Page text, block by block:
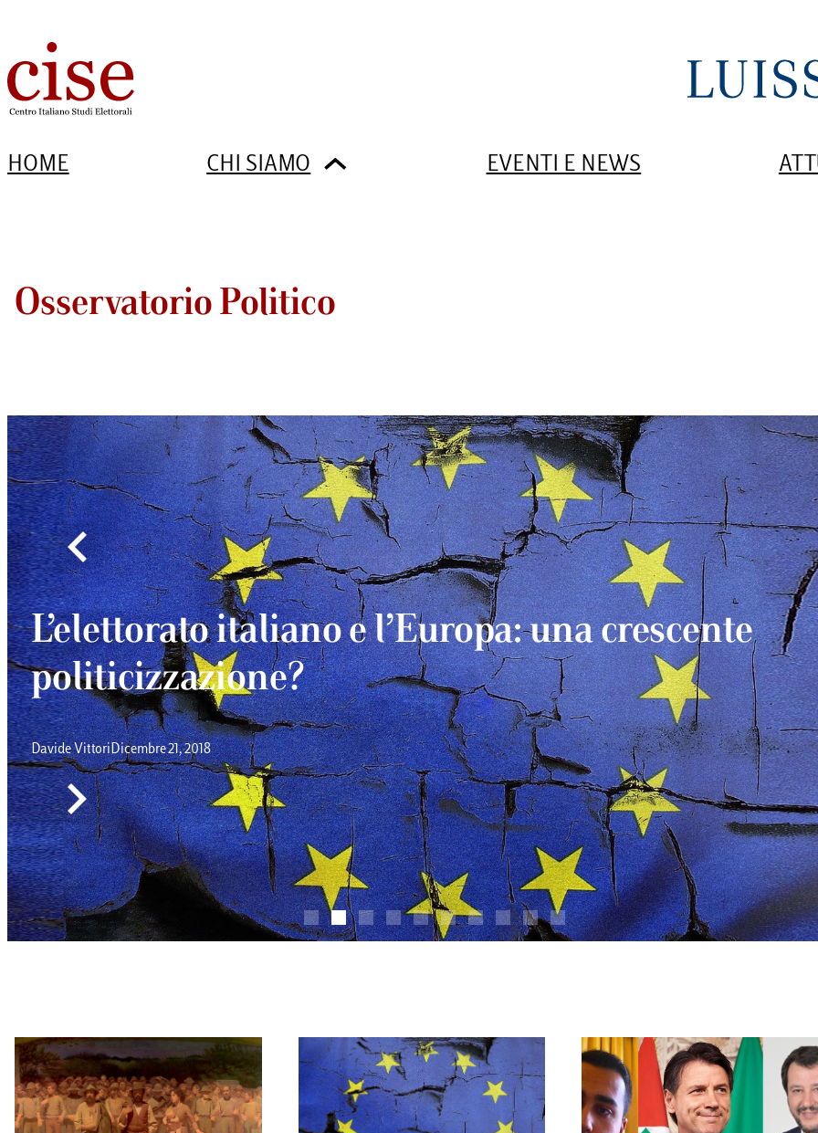
HOME CHI SIAMO EVENTI E NEWS
Osservatorio Politico
L’elettorato italiano e l’Europa: una crescente
politicizzazione?
Davide VittoriDicembre 21, 2018